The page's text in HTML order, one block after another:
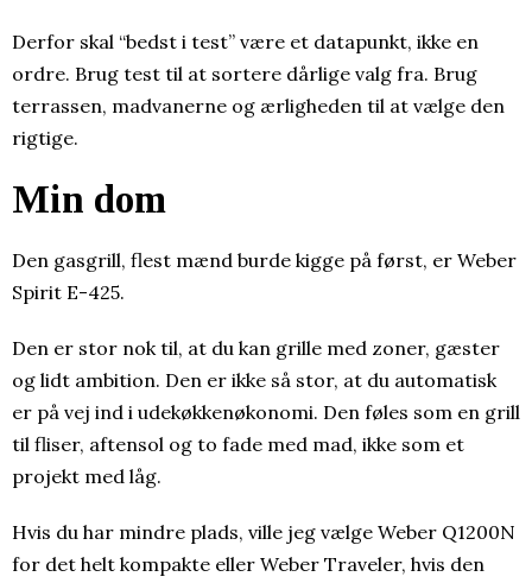
Derfor skal “bedst i test” være et datapunkt, ikke en
ordre. Brug test til at sortere dårlige valg fra. Brug
terrassen, madvanerne og ærligheden til at vælge den
rigtige.
Min dom
Den gasgrill, flest mænd burde kigge på først, er Weber
Spirit E-425.
Den er stor nok til, at du kan grille med zoner, gæster
og lidt ambition. Den er ikke så stor, at du automatisk
er på vej ind i udekøkkenøkonomi. Den føles som en grill
til fliser, aftensol og to fade med mad, ikke som et
projekt med låg.
Hvis du har mindre plads, ville jeg vælge Weber Q1200N
for det helt kompakte eller Weber Traveler, hvis den